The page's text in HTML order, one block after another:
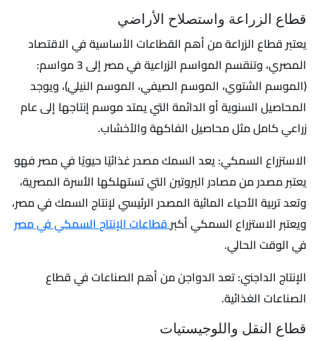
قطاع الزراعة واستصلاح الأراضي
يعتبر قطاع الزراعة من أهم القطاعات الأساسية في الاقتصاد
المصري، وتنقسم المواسم الزراعية في مصر إلى 3 مواسم:
(الموسم الشتوي، الموسم الصيفي، الموسم النيلي)، ويوجد
المحاصيل السنوية أو الدائمة التي يمتد موسم إنتاجها إلى عام
زراعي كامل مثل محاصيل الفاكهة والأخشاب.
الاستزراع السمكي: يعد السمك مصدر غذائيًا حيويًا في مصر فهو
يعتبر مصدر من مصادر البروتين التي تستهلكها الأسرة المصرية،
وتعد تربية الأحياء المائية المصدر الرئيسي لإنتاج السمك في مصر،
ويعتبر الاستزراع السمكي أكبرقطاعات الإنتاج السمكي في مصر
في الوقت الحالي.
الإنتاج الداجني: تعد الدواجن من أهم الصناعات في قطاع
الصناعات الغذائية.
قطاع النقل واللوجيستيات